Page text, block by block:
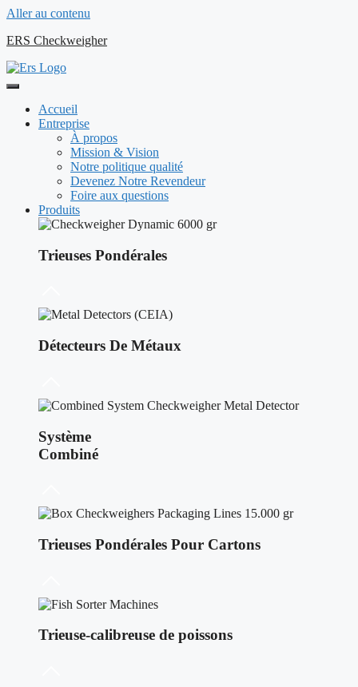
Aller au contenu
ERS Checkweigher
Accueil
Entreprise
À propos
Mission & Vision
Notre politique qualité
Devenez Notre Revendeur
Foire aux questions
Produits
Trieuses Pondérales
Détecteurs De Métaux
Système
Combiné
Trieuses Pondérales Pour Cartons
Trieuse-calibreuse de poissons